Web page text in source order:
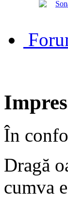
În
Dragă
cumva